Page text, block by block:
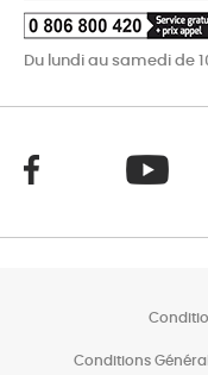
Du lundi au samedi de
Conditions